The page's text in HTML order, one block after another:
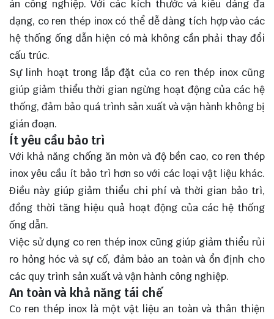
án công nghiệp. Với các kích thước và kiểu dáng đa
dạng, co ren thép inox có thể dễ dàng tích hợp vào các
hệ thống ống dẫn hiện có mà không cần phải thay đổi
cấu trúc.
Sự linh hoạt trong lắp đặt của co ren thép inox cũng
giúp giảm thiểu thời gian ngừng hoạt động của các hệ
thống, đảm bảo quá trình sản xuất và vận hành không bị
gián đoạn.
Ít yêu cầu bảo trì
Với khả năng chống ăn mòn và độ bền cao, co ren thép
inox yêu cầu ít bảo trì hơn so với các loại vật liệu khác.
Điều này giúp giảm thiểu chi phí và thời gian bảo trì,
đồng thời tăng hiệu quả hoạt động của các hệ thống
ống dẫn.
Việc sử dụng co ren thép inox cũng giúp giảm thiểu rủi
ro hỏng hóc và sự cố, đảm bảo an toàn và ổn định cho
các quy trình sản xuất và vận hành công nghiệp.
An toàn và khả năng tái chế
Co ren thép inox là một vật liệu an toàn và thân thiện